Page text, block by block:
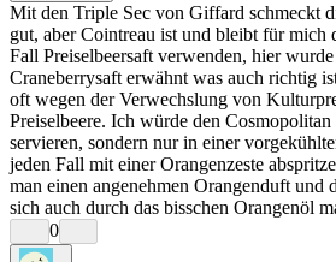
Mit den Triple Sec von Giffard schmeckt
gut, aber Cointreau ist und bleibt für mich
Fall Preiselbeersaft verwenden, hier
Craneberrysaft erwähnt was auch richtig
oft wegen der Verwechslung von
Preiselbeere. Ich würde den
servieren, sondern nur in einer
jeden Fall mit einer Orangenzeste
man einen angenehmen Orangenduft und
sich auch durch das bisschen Orangenöl
0